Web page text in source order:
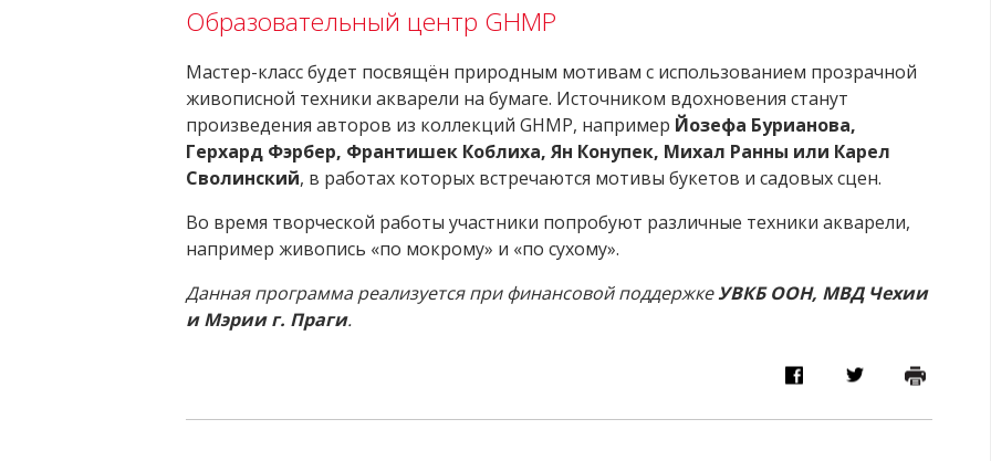
Образовательный центр GHMP
Мастер-класс будет посвящён природным мотивам с использованием прозрачной
живописной техники акварели на бумаге. Источником вдохновения станут
произведения авторов из коллекций GHMP, например Йозефа Бурианова,
Герхард Фэрбер, Франтишек Коблиха, Ян Конупек, Михал Ранны или Карел
Сволинский, в работах которых встречаются мотивы букетов и садовых сцен.
Во время творческой работы участники попробуют различные техники акварели,
например живопись «по мокрому» и «по сухому».
Данная программа реализуется при финансовой поддержкеУВКБ ООН, МВД Чехии
и Мэрии г. Праги.